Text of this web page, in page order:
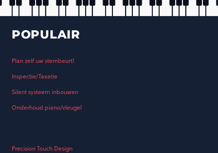
POPULAIR
Plan zelf uw stembeurt!
Inspectie/Taxatie
Silent systeem inbouwen
Onderhoud piano/vleugel
Precision Touch Design